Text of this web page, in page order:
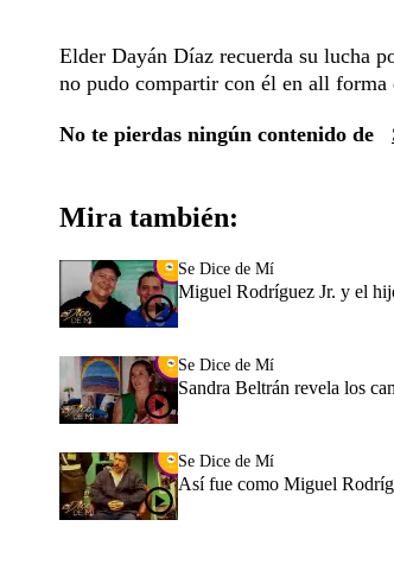
Elder Dayán Díaz recuerda su lucha
no pudo compartir con él en all forma
No te pierdas ningún contenido de
Mira también:
Se Dice de Mí
Miguel Rodríguez Jr. y el
Se Dice de Mí
Sandra Beltrán revela los
Se Dice de Mí
Así fue como Miguel